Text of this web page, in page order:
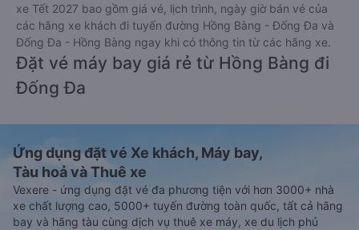
xe Tết 2027 bao gồm giá vé, lịch trình, ngày giờ bán vé của
các hãng xe khách đi tuyến đường Hồng Bàng - Đống Đa và
Đống Đa - Hồng Bàng ngay khi có thông tin từ các hãng xe.
Đặt vé máy bay giá rẻ từ Hồng Bàng đi
Đống Đa
Ứng dụng đặt vé Xe khách, Máy bay,
Tàu hoả và Thuê xe
Vexere - ứng dụng đặt vé đa phương tiện với hơn 3000+ nhà
xe chất lượng cao, 5000+ tuyến đường toàn quốc, tất cả hãng
bay và hãng tàu cùng dịch vụ thuê xe máy, xe du lịch phủ